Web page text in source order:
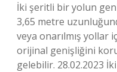
İki şeritli bir yolun
3,65 metre
veya onarılmış yollar
orijinal genişliğini
gelebilir. 28.02.2023